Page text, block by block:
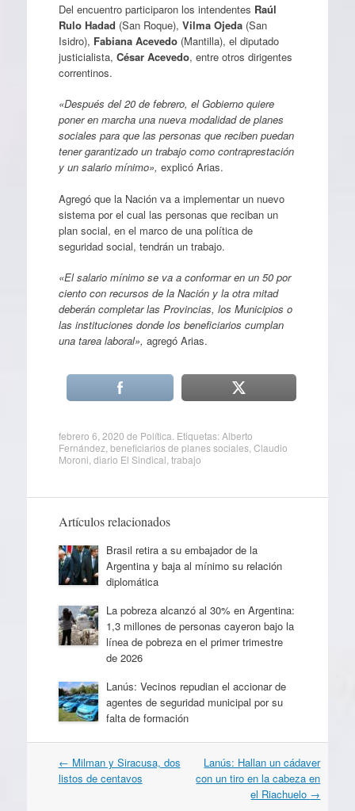
Del encuentro participaron los intendentes Raúl
Rulo Hadad (San Roque), Vilma Ojeda (San
Isidro), Fabiana Acevedo (Mantilla), el diputado
justicialista, César Acevedo, entre otros dirigentes
correntinos.
«Después del 20 de febrero, el Gobierno quiere
poner en marcha una nueva modalidad de planes
sociales para que las personas que reciben puedan
tener garantizado un trabajo como contraprestación
y un salario mínimo», explicó Arias.
Agregó que la Nación va a implementar un nuevo
sistema por el cual las personas que reciban un
plan social, en el marco de una política de
seguridad social, tendrán un trabajo.
«El salario mínimo se va a conformar en un 50 por
ciento con recursos de la Nación y la otra mitad
deberán completar las Provincias, los Municipios o
las instituciones donde los beneficiarios cumplan
una tarea laboral», agregó Arias.
febrero 6, 2020 de Política . Etiquetas:Alberto
Fernández, beneficiarios de planes sociales, Claudio
Moroni diario El Sindical trabajo
Artículos relacionados
Brasil retira a su embajador de la
Argentina y baja al mínimo su relación
diplomática
La pobreza alcanzó al 30% en Argentina:
1,3 millones de personas cayeron bajo la
línea de pobreza en el primer trimestre
de 2026
Lanús: Vecinos repudian el accionar de
agentes de seguridad municipal por su
falta de formación
Navegación
por
← Milman y Siracusa, dos
listos de centavos
Lanús: Hallan un cádaver
con un tiro en la cabeza en
el Riachuelo →